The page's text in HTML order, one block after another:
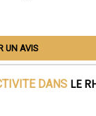
UN AVIS
DANS LE